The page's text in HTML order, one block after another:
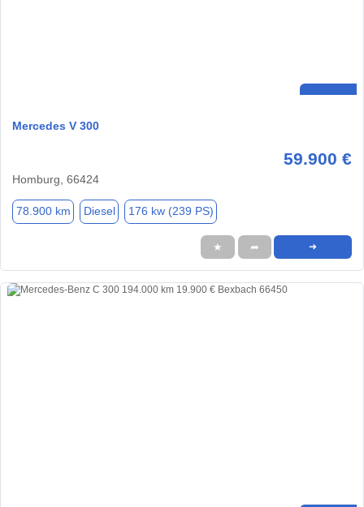
Mercedes V 300
59.900 €
Homburg, 66424
78.900 km Diesel 176 kw (239 PS)
★ ➦ ➜